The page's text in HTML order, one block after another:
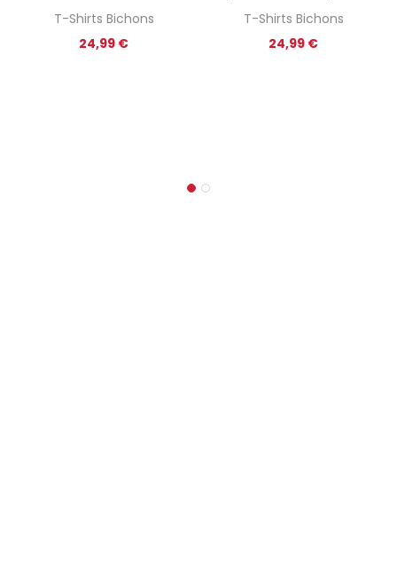
T-Shirts Bichons
24,99 €
T-Shirts Bichons
24,99 €